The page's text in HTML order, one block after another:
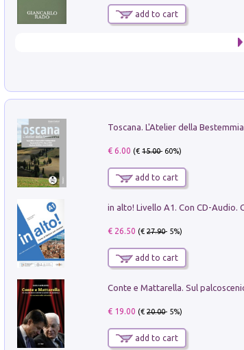
add to cart
Toscana. L'Atelier della Bestemmia
€ 6.00 (€15.00- 60%)
add to cart
€ 26.50 (€27.90- 5%)
add to cart
€ 19.00 (€20.00- 5%)
add to cart